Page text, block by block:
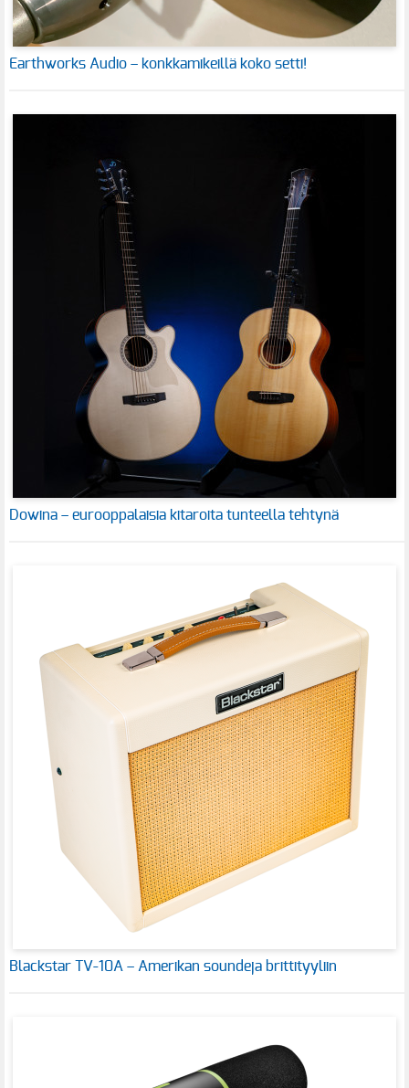
Earthworks Audio – konkkamikeillä koko setti!
Dowina – eurooppalaisia kitaroita tunteella tehtynä
Blackstar TV-10A – Amerikan soundeja brittityyliin